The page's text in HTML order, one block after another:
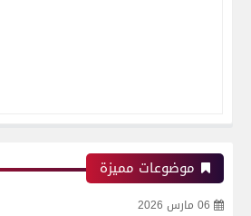
موضوعات مميزة
06 مارس 2026